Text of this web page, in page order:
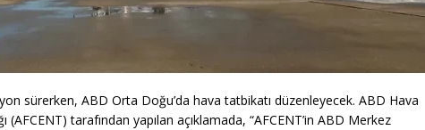
sürerken, ABD Orta Doğu’da hava tatbikatı düzenleyecek. ABD Hava
(AFCENT) tarafından yapılan açıklamada, “AFCENT’in ABD Merkez